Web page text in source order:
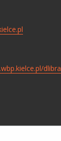
dlibra